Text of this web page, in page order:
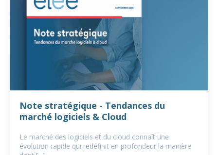
Note stratégique - Tendances du
marché logiciels & Cloud
Le marché des logiciels et du cloud connaît une
évolution rapide qui redéfinit en profondeur la manière